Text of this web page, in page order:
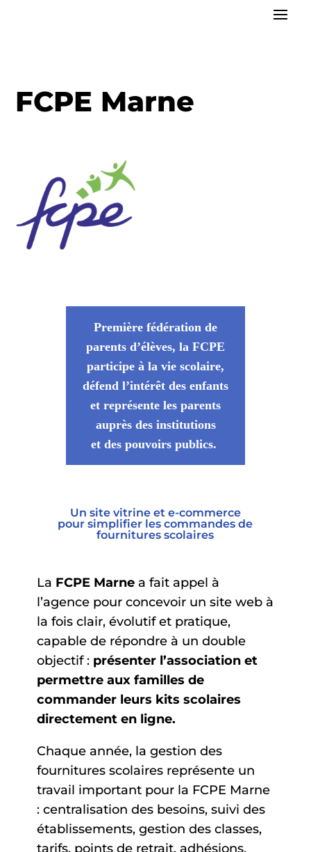
FCPE Marne
Première fédération de
parents d’élèves, la FCPE
participe à la vie scolaire,
défend l’intérêt des enfants
et représente les parents
auprès des institutions
et des pouvoirs publics.
Un site vitrine et e-commerce
pour simplifier les commandesde
fournitures scolaires
La FCPE Marnea fait appel à
l’agence pour concevoir un site web à
la fois clair, évolutif et pratique,
capable de répondre à un double
objectif : présenter l’association et
permettre aux familles de
commander leurs kits scolaires
directement en ligne.
Chaque année, la gestion des
fournitures scolaires représente un
travail important pour la FCPE Marne
: centralisation des besoins, suivi des
établissements, gestion des classes,
tarifs, points de retrait, adhésions,